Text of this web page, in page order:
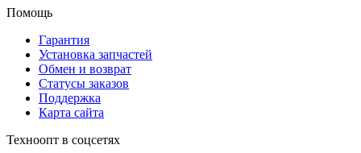
Помощь
Гарантия
Установка запчастей
Обмен и возврат
Статусы заказов
Поддержка
Карта сайта
Техноопт в соцсетях